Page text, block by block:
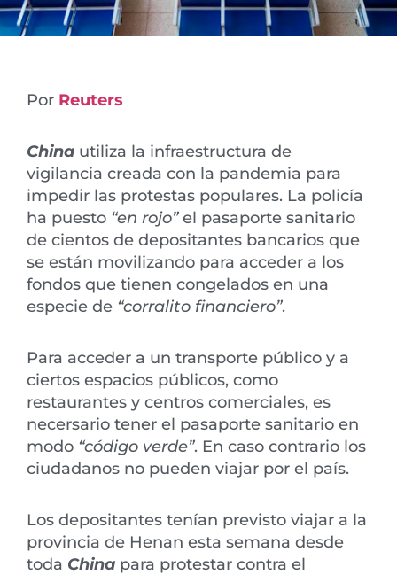
Por Reuters
China utiliza la infraestructura de
vigilancia creada con la pandemia para
impedir las protestas populares. La policía
ha puesto “en rojo”el pasaporte sanitario
de cientos de depositantes bancarios que
se están movilizando para acceder a los
fondos que tienen congelados en una
especie de “corralito financiero”.
Para acceder a un transporte público y a
ciertos espacios públicos, como
restaurantes y centros comerciales, es
necersario tener el pasaporte sanitario en
modo “código verde”. En caso contrario los
ciudadanos no pueden viajar por el país.
Los depositantes tenían previsto viajar a la
provincia de Henan esta semana desde
toda China para protestar contra el